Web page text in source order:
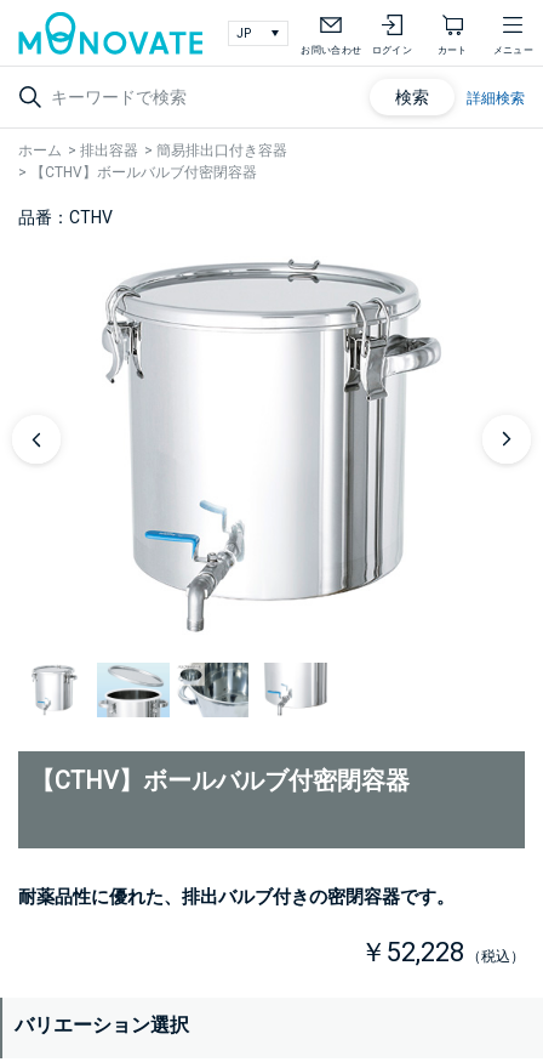
お問い合わせ ログイン カート メニュー
検索 詳細検索
ホーム > 排出容器 > 簡易排出口付き容器
>
【CTHV】ボールバルブ付密閉容器
品番：CTHV
【CTHV】ボールバルブ付密閉容器
耐薬品性に優れた、排出バルブ付きの密閉容器です。
￥52,228 （税込）
バリエーション選択